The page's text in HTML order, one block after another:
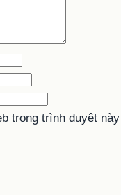
trong trình duyệt này